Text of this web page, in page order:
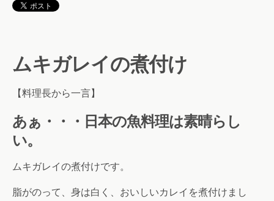
ムキガレイの煮付け
【料理長から一言】
あぁ・・・日本の魚料理は素晴らし
い。
ムキガレイの煮付けです。
脂がのって、身は白く、おいしいカレイを煮付けまし